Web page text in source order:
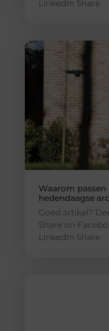
LinkedIn Share
Waarom
hedendaagse
Goed artikel?
Share on
LinkedIn Share